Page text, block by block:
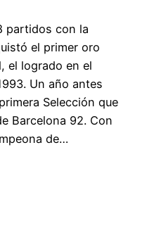
partidos con la
el primer oro
el logrado en el
Un año antes
Selección que
Barcelona 92. Con
de…